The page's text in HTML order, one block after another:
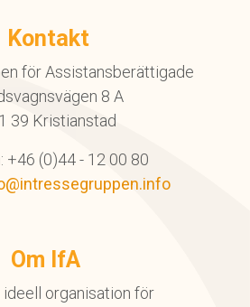
Kontakt
för Assistansberättigade
8 A
39 Kristianstad
+46 (0)44 - 12 00 80
Om IfA
ideell organisation för